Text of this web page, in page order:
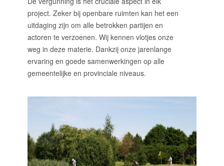
project. Zeker bij openbare ruimten kan het een
uitdaging zijn om alle betrokken partijen en
actoren te verzoenen. Wij kennen vlotjes onze
weg in deze materie. Dankzij onze jarenlange
ervaring en goede samenwerkingen op alle
gemeentelijke en provinciale niveaus.